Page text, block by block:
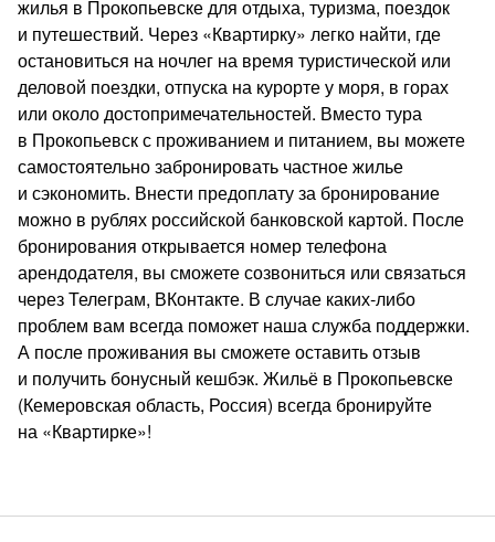
жилья в Прокопьевске для отдыха, туризма, поездок
и путешествий. Через «Квартирку» легко найти, где
остановиться на ночлег на время туристической или
деловой поездки, отпуска на курорте у моря, в горах
или около достопримечательностей. Вместо тура
в Прокопьевск с проживанием и питанием, вы можете
самостоятельно забронировать частное жилье
и сэкономить. Внести предоплату за бронирование
можно в рублях российской банковской картой. После
бронирования открывается номер телефона
арендодателя, вы сможете созвониться или связаться
через Телеграм, ВКонтакте. В случае каких‑либо
проблем вам всегда поможет наша служба поддержки.
А после проживания вы сможете оставить отзыв
и получить бонусный кешбэк. Жильё в Прокопьевске
(Кемеровская область, Россия) всегда бронируйте
на «Квартирке»!